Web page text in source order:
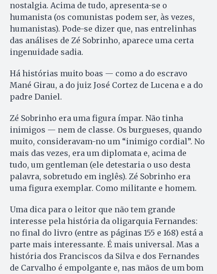
nostalgia. Acima de tudo, apresenta-se o
humanista (os comunistas podem ser, às vezes,
humanistas). Pode-se dizer que, nas entrelinhas
das análises de Zé Sobrinho, aparece uma certa
ingenuidade sadia.
Há histórias muito boas — como a do escravo
Mané Girau, a do juiz José Cortez de Lucena e a do
padre Daniel.
Zé Sobrinho era uma figura ímpar. Não tinha
inimigos — nem de classe. Os burgueses, quando
muito, consideravam-no um “inimigo cordial”. No
mais das vezes, era um diplomata e, acima de
tudo, um gentleman (ele detestaria o uso desta
palavra, sobretudo em inglês). Zé Sobrinho era
uma figura exemplar. Como militante e homem.
Uma dica para o leitor que não tem grande
interesse pela história da oligarquia Fernandes:
no final do livro (entre as páginas 155 e 168) está a
parte mais interessante. É mais universal. Mas a
história dos Franciscos da Silva e dos Fernandes
de Carvalho é empolgante e, nas mãos de um bom